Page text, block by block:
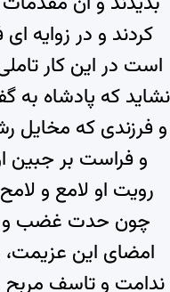
کردند و در زوایه
است در این کار
نشاید که پادشاه به
و فرزندی که مخایل
و فراست بر جبین
رویت او لامع و
چون حدت غضب و
امضای این عزیمت،
ندامت و تاسف مربح